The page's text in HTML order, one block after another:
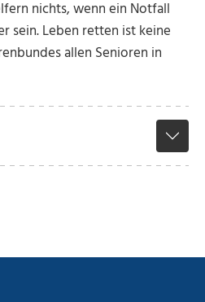
nichts, wenn ein Notfall
sein. Leben retten ist keine
allen Senioren in